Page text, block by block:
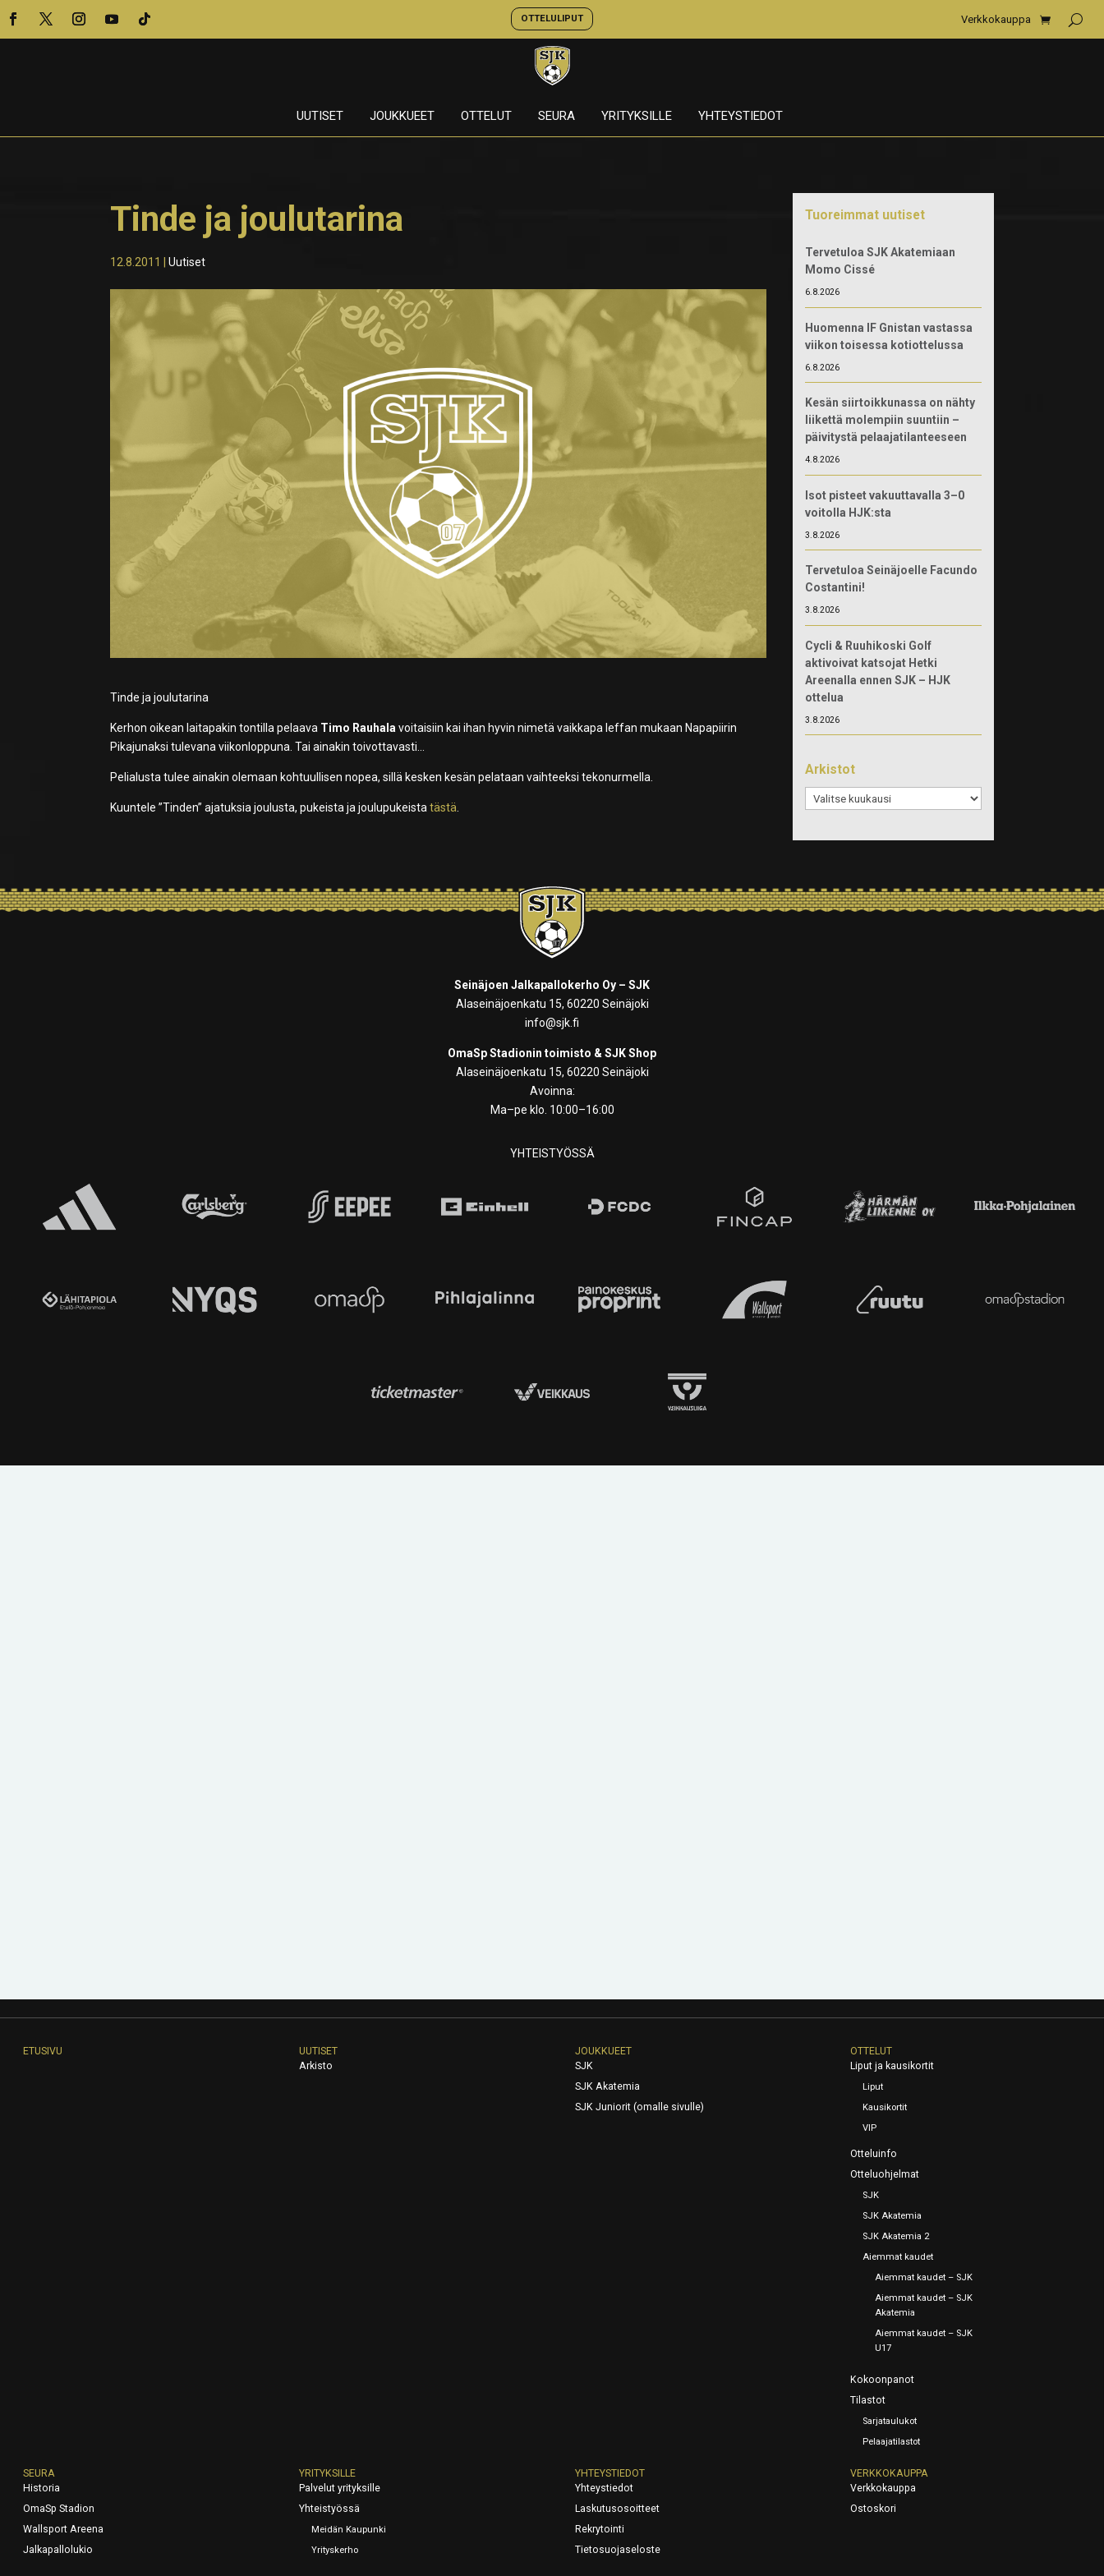
OTTELULIPUT Verkkokauppa
UUTISET JOUKKUEET OTTELUT SEURA YRITYKSILLE YHTEYSTIEDOT
Tinde ja joulutarina
12.8.2011 |Uutiset
Tinde ja joulutarina
Kerhon oikean laitapakin tontilla pelaava Timo Rauhalavoitaisiin kai ihan hyvin nimetä vaikkapa leffan mukaan Napapiirin
Pikajunaksi tulevana viikonloppuna. Tai ainakin toivottavasti…
Pelialusta tulee ainakin olemaan kohtuullisen nopea, sillä kesken kesän pelataan vaihteeksi tekonurmella.
Kuuntele ”Tinden” ajatuksia joulusta, pukeista ja joulupukeistatästä.
Tuoreimmat uutiset
Tervetuloa SJK Akatemiaan
Momo Cissé
6.8.2026
Huomenna IF Gnistan vastassa
viikon toisessa kotiottelussa
6.8.2026
Kesän siirtoikkunassa on nähty
liikettä molempiin suuntiin –
päivitystä pelaajatilanteeseen
4.8.2026
Isot pisteet vakuuttavalla 3–0
voitolla HJK:sta
3.8.2026
Tervetuloa Seinäjoelle Facundo
Costantini!
3.8.2026
Cycli & Ruuhikoski Golf
aktivoivat katsojat Hetki
Areenalla ennen SJK – HJK
ottelua
3.8.2026
Arkistot
Arkistot
Seinäjoen Jalkapallokerho Oy – SJK
Alaseinäjoenkatu 15, 60220 Seinäjoki
info@sjk.fi
OmaSp Stadionin toimisto & SJK Shop
Alaseinäjoenkatu 15, 60220 Seinäjoki
Avoinna:
Ma–pe klo. 10:00–16:00
YHTEISTYÖSSÄ
ETUSIVU
UUTISET
Arkisto
JOUKKUEET
SJK
SJK Akatemia
SJK Juniorit (omalle sivulle)
OTTELUT
Liput ja kausikortit
Liput
Kausikortit
VIP
Otteluinfo
Otteluohjelmat
SJK
SJK Akatemia
SJK Akatemia 2
Aiemmat kaudet
Aiemmat kaudet – SJK
Aiemmat kaudet – SJK
Akatemia
Aiemmat kaudet – SJK
U17
Kokoonpanot
Tilastot
Sarjataulukot
Pelaajatilastot
SEURA
Historia
OmaSp Stadion
Wallsport Areena
Jalkapallolukio
YRITYKSILLE
Palvelut yrityksille
Yhteistyössä
Meidän Kaupunki
Yrityskerho
YHTEYSTIEDOT
Yhteystiedot
Laskutusosoitteet
Rekrytointi
Tietosuojaseloste
VERKKOKAUPPA
Verkkokauppa
Ostoskori